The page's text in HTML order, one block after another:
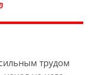
трудом